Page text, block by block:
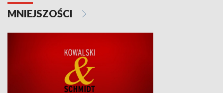
MNIEJSZOŚCI